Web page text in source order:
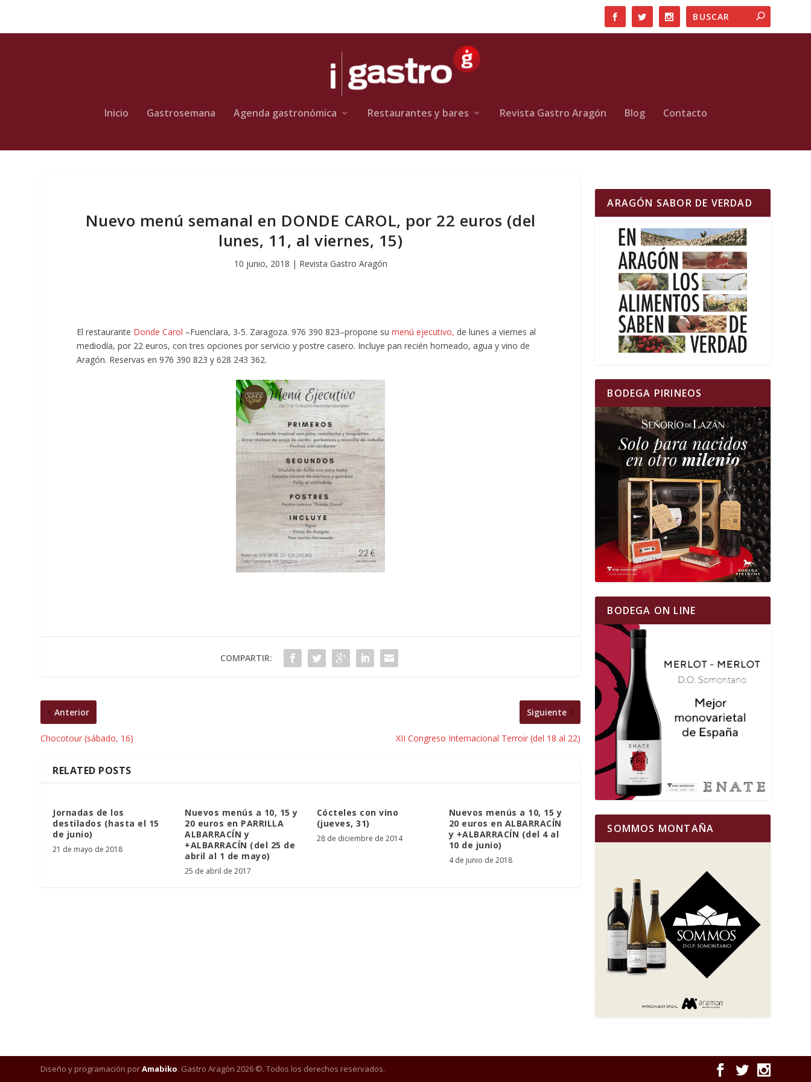
Inicio Gastrosemana Agenda gastronómica Restaurantes y bares Revista Gastro Aragón Blog Contacto
Nuevo menú semanal en DONDE CAROL, por 22 euros (del
lunes, 11, al viernes, 15)
10 junio, 2018 | Revista Gastro Aragón
El restaurante Donde Carol –Fuenclara, 3-5. Zaragoza. 976 390 823–propone sumenú ejecutivo, de lunes a viernes al
mediodía, por 22 euros, con tres opciones por servicio y postre casero. Incluye pan recién horneado, agua y vino de
Aragón. Reservas en 976 390 823 y 628 243 362.
COMPARTIR:
Anterior
Chocotour (sábado, 16)
Siguiente
XII Congreso Internacional Terroir (del 18 al 22)
RELATED POSTS
Jornadas de los
destilados (hasta el 15
de junio)
21 de mayo de 2018
Nuevos menús a 10, 15 y
20 euros en PARRILLA
ALBARRACÍN y
+ALBARRACÍN (del 25 de
abril al 1 de mayo)
25 de abril de 2017
Cócteles con vino
(jueves, 31)
28 de diciembre de 2014
Nuevos menús a 10, 15 y
20 euros en ALBARRACÍN
y +ALBARRACÍN (del 4 al
10 de junio)
4 de junio de 2018
ARAGÓN SABOR DE VERDAD
BODEGA PIRINEOS
BODEGA ON LINE
SOMMOS MONTAÑA
Diseño y programación porAmabiko. Gastro Aragón 2026 ©. Todos los derechos reservados.